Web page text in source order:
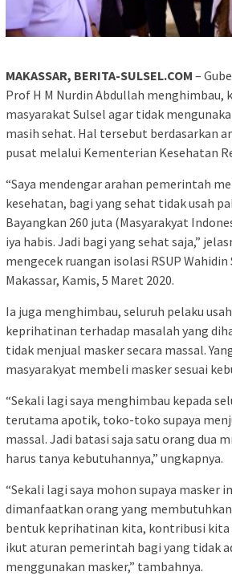
MAKASSAR, BERITA-SULSEL.COM –
Prof H M Nurdin Abdullah menghimbau,
masyarakat Sulsel agar tidak
masih sehat. Hal tersebut berdasarkan
pusat melalui Kementerian Kesehatan
“Saya mendengar arahan pemerintah
kesehatan, bagi yang sehat tidak usah
Bayangkan 260 juta (Masyarakyat
iya habis. Jadi bagi yang sehat saja,”
mengecek ruangan isolasi RSUP Wahidin
Makassar, Kamis, 5 Maret 2020.
Ia juga menghimbau, seluruh pelaku
keprihatinan terhadap masalah yang
tidak menjual masker secara massal.
masyarakyat membeli masker sesuai
“Sekali lagi saya menghimbau kepada
terutama apotik, toko-toko supaya
massal. Jadi batasi saja satu orang dua
harus tanya kebutuhannya,” ungkapnya.
“Sekali lagi saya mohon supaya masker
dimanfaatkan orang yang
bentuk keprihatinan kita, kontribusi kita
ikut aturan pemerintah bagi yang tidak
menggunakan masker,” tambahnya.